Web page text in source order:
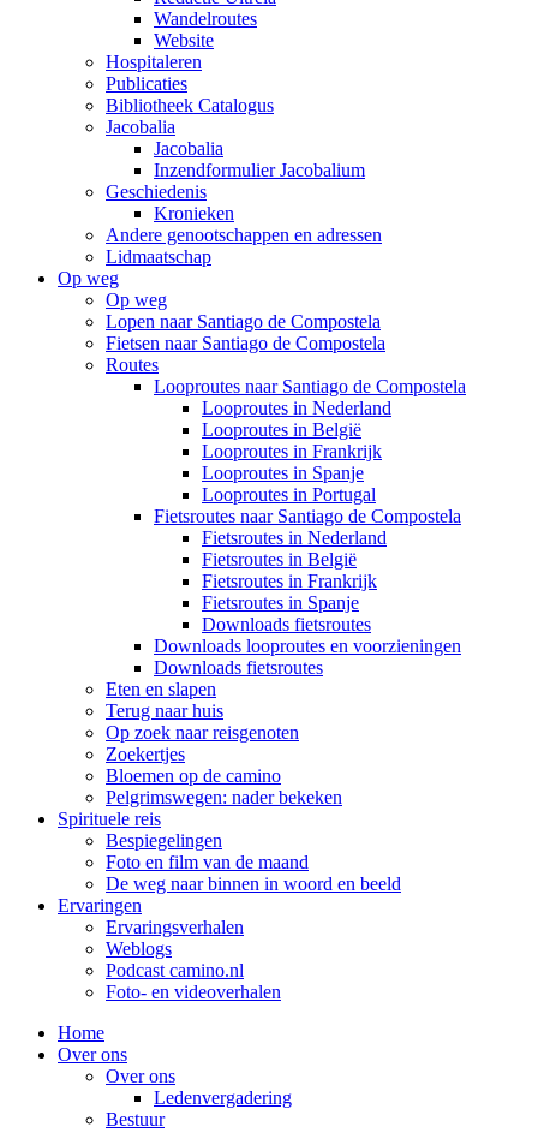
Wandelroutes
Website
Hospitaleren
Publicaties
Bibliotheek Catalogus
Jacobalia
Jacobalia
Inzendformulier Jacobalium
Geschiedenis
Kronieken
Andere genootschappen en adressen
Lidmaatschap
Op weg
Op weg
Lopen naar Santiago de Compostela
Fietsen naar Santiago de Compostela
Routes
Looproutes naar Santiago de Compostela
Looproutes in Nederland
Looproutes in België
Looproutes in Frankrijk
Looproutes in Spanje
Looproutes in Portugal
Fietsroutes naar Santiago de Compostela
Fietsroutes in Nederland
Fietsroutes in België
Fietsroutes in Frankrijk
Fietsroutes in Spanje
Downloads fietsroutes
Downloads looproutes en voorzieningen
Downloads fietsroutes
Eten en slapen
Terug naar huis
Op zoek naar reisgenoten
Zoekertjes
Bloemen op de camino
Pelgrimswegen: nader bekeken
Spirituele reis
Bespiegelingen
Foto en film van de maand
De weg naar binnen in woord en beeld
Ervaringen
Ervaringsverhalen
Weblogs
Podcast camino.nl
Foto- en videoverhalen
Home
Over ons
Over ons
Ledenvergadering
Bestuur